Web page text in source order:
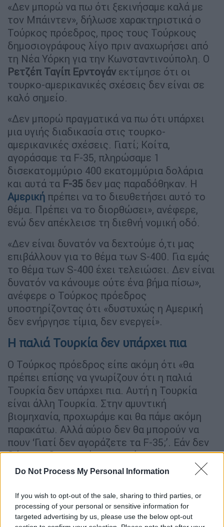
Do Not Process My Personal Information
If you wish to opt-out of the sale, sharing to third parties, or
processing of your personal or sensitive information for
targeted advertising by us, please use the below opt-out
«Δεν μπορώ να πω ότι ξεκινήσαμε καλά με
τον Μπάιντεν», δήλωσε χαρακτηριστικά ο
Τούρκος πρόεδρος, προς τους Τούρκους
δημοσιογράφους λίγο πριν αναχωρήσει από
τη Νέα Υόρκη για την Κωνσταντινούπολη. Ο
Ρετζέπ Ταγίπ Ερντογάν εκτίμησε ότι οι
τουρκο-αμερικανικές σχέσεις δεν είναι σε
καλό σημείο.
«Δεν μπορώ πραγματικά να πω ότι υπάρχει
μια υγιής διαδικασία στις τουρκο-
αμερικανικές σχέσεις. Γιατί; Κοίτα,
αγοράσαμε τα F-35, πληρώσαμε 1
δισεκατομμύριο 400 εκατομμύρια δολάρια
και αυτά τα F-35 δεν μας παραδόθηκαν. Η
Αμερική πρέπει να το διευθετήσει αυτό το
θέμα. Πρέπει να το διορθώσει», ανέφερε,
ενώ δεν απέκλεισε τη διεθνή νομική οδό.
«Δεν είναι δυνατόν να δεχτούμε ό,τι μας
επιβάλλουν για το θέμα των S-400. Για εμάς
το θέμα των S-400 έχει τελειώσει. Δεν είναι
δυνατόν να κάνουμε ούτε ένα βήμα πίσω»,
ανέφερε ο Τούρκος πρόεδρος
υποστηρίζοντας ότι «δυστυχώς η Αμερική
δεν ενήργησε τίμια, δεν ενεργεί».
H παλιά Τουρκία δεν υπάρχει πια
Ο Τούρκος πρόεδρος είπε ακόμη ότι «θα
πρέπει επίσης να γνωρίζουν ότι η παλιά
Τουρκία δεν υπάρχει πια. Αυτή η Τουρκία
είναι άλλη Τουρκία. Στην αμυντική
βιομηχανία, προχωράμε και θα πάμε ακόμη
παρακάτω. Αλλά αύριο δεν θα μπορούν να
πουν ‘Γιατί δεν αγοράζετε τα F-35;’. Εάν δεν
δώσετε, δεν θα πάρουμε. Τότε θα
χτυπήσουμε άλλες πόρτες. Τους το είπα
‘Δηλαδή, σκέφτεστε να αγοράσετε από
αλλού’, με ρώτησε. Είπα ‘Αν χρειαστεί, θα
αγοράσουμε’. Αν εσύ τώρα δεν μου δώσεις